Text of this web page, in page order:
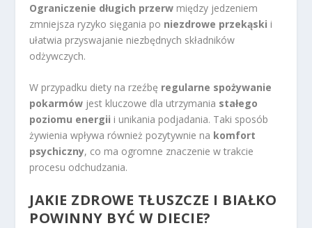
Ograniczenie długich przerw między jedzeniem
zmniejsza ryzyko sięgania po niezdrowe przekąski i
ułatwia przyswajanie niezbędnych składników
odżywczych.
W przypadku diety na rzeźbę regularne spożywanie
pokarmów jest kluczowe dla utrzymania stałego
poziomu energii i unikania podjadania. Taki sposób
żywienia wpływa również pozytywnie na komfort
psychiczny, co ma ogromne znaczenie w trakcie
procesu odchudzania.
JAKIE ZDROWE TŁUSZCZE I BIAŁKO
POWINNY BYĆ W DIECIE?